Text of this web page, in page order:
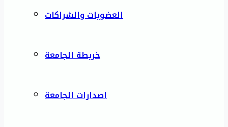
العضويات والشراكات
خريطة الجامعة
اصدارات الجامعة